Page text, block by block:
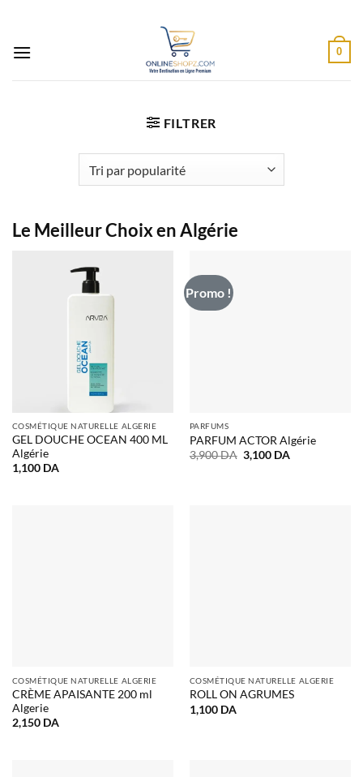
contenu
0
FILTRER
Le Meilleur Choix en Algérie
COSMÉTIQUE NATURELLE ALGERIE
GEL DOUCHE OCEAN 400 ML
Algérie
1,100 DA
Promo !
PARFUMS
PARFUM ACTOR Algérie
3,900DA Le
prix
3,100 DALe
COSMÉTIQUE NATURELLE ALGERIE
CRÈME APAISANTE 200 ml
Algerie
2,150 DA
COSMÉTIQUE NATURELLE ALGERIE
ROLL ON AGRUMES
1,100 DA